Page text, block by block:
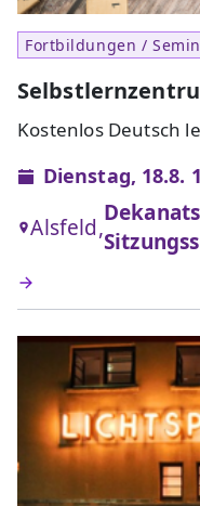
Fortbildungen /
Kostenlos Deutsch
Dienstag, 18.8.
Alsfeld,